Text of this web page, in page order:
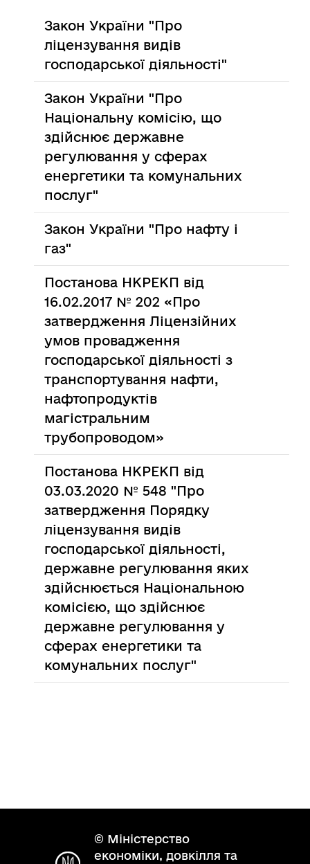
Закон України "Про
ліцензування видів
господарської діяльності"
Закон України "Про
Національну комісію, що
здійснює державне
регулювання у сферах
енергетики та комунальних
послуг"
Закон України "Про нафту і
газ"
Постанова НКРЕКП від
16.02.2017 № 202 «Про
затвердження Ліцензійних
умов провадження
господарської діяльності з
транспортування нафти,
нафтопродуктів
магістральним
трубопроводом»
Постанова НКРЕКП від
03.03.2020 № 548 "Про
затвердження Порядку
ліцензування видів
господарської діяльності,
державне регулювання яких
здійснюється Національною
комісією, що здійснює
державне регулювання у
сферах енергетики та
комунальних послуг"
© Міністерство
економіки, довкілля та